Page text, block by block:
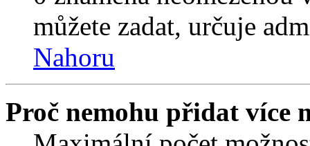
můžete zadat, určuje
Nahoru
Proč nemohu přidat více